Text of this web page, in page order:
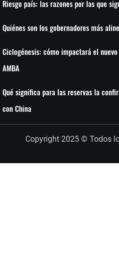
Riesgo país: las razones por las que
Quiénes son los gobernadores más
Ciclogénesis: cómo impactará el
AMBA
Qué significa para las reservas la
con China
Copyright 2025 © Todos